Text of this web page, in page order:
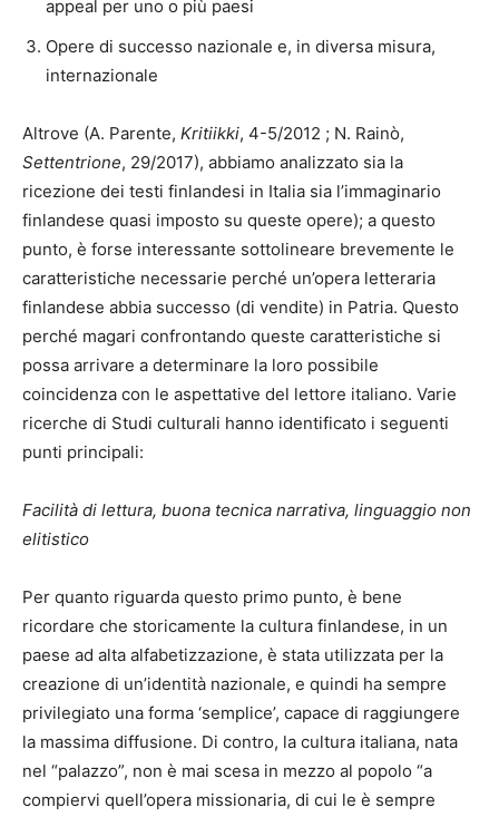
appeal per uno o più paesi
Opere di successo nazionale e, in diversa misura,
internazionale
Altrove (A. Parente, Kritiikki, 4-5/2012 ; N. Rainò,
Settentrione, 29/2017), abbiamo analizzato sia la
ricezione dei testi finlandesi in Italia sia l’immaginario
finlandese quasi imposto su queste opere); a questo
punto, è forse interessante sottolineare brevemente le
caratteristiche necessarie perché un’opera letteraria
finlandese abbia successo (di vendite) in Patria. Questo
perché magari confrontando queste caratteristiche si
possa arrivare a determinare la loro possibile
coincidenza con le aspettative del lettore italiano. Varie
ricerche di Studi culturali hanno identificato i seguenti
punti principali:
Facilità di lettura, buona tecnica narrativa, linguaggio non
elitistico
Per quanto riguarda questo primo punto, è bene
ricordare che storicamente la cultura finlandese, in un
paese ad alta alfabetizzazione, è stata utilizzata per la
creazione di un’identità nazionale, e quindi ha sempre
privilegiato una forma ‘semplice’, capace di raggiungere
la massima diffusione. Di contro, la cultura italiana, nata
nel “palazzo”, non è mai scesa in mezzo al popolo “a
compiervi quell’opera missionaria, di cui le è sempre